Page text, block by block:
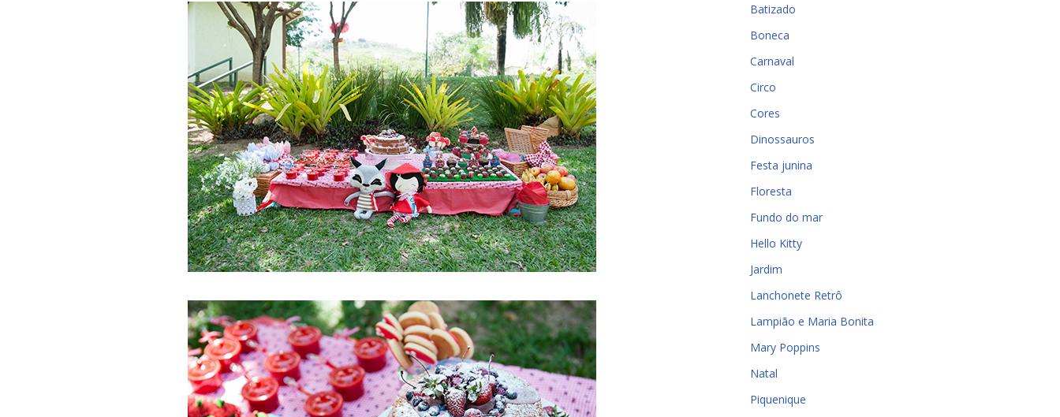
Batizado
Boneca
Carnaval
Circo
Cores
Dinossauros
Festa junina
Floresta
Fundo do mar
Hello Kitty
Jardim
Lanchonete Retrô
Lampião e Maria Bonita
Mary Poppins
Natal
Piquenique